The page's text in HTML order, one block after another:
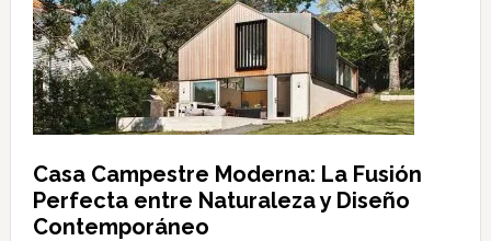
Casa Campestre Moderna: La Fusión
Perfecta entre Naturaleza y Diseño
Contemporáneo